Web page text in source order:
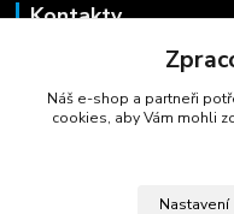
Kontakty
+420 723 725 881
(Po-Pá, 8-16 hod.)
Náš e-shop a partneři
cookies, aby Vám mohli
Nastavení